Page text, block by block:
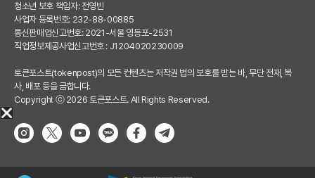
청소년 보호 책임자: 전영빈
사업자 등록번호: 232-88-00885
통신판매업신고번호: 2021-서울 영등포-2531
직업정보제공사업신고번호 : J1204020230009
토큰포스트(tokenpost)의 모든 컨텐츠는 저작권 법의 보호를 받는 바, 무단 전재, 복
사, 배포 등을 금합니다.
Copyright ⓒ 2026 토큰포스트. All Rights Reserved.